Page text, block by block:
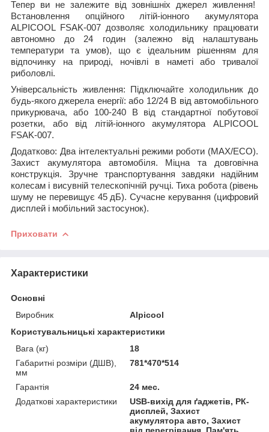
Тепер ви не залежите від зовнішніх джерел живлення!
Встановлення опційного літій-іонного акумулятора
ALPICOOL FSAK-007 дозволяє холодильнику працювати
автономно до 24 годин (залежно від налаштувань
температури та умов), що є ідеальним рішенням для
відпочинку на природі, ночівлі в наметі або тривалої
риболовлі.
Універсальність живлення: Підключайте холодильник до
будь-якого джерела енергії: або 12/24 В від автомобільного
прикурювача, або 100-240 В від стандартної побутової
розетки, або від літій-іонного акумулятора ALPICOOL
FSAK-007.
Додатково: Два інтелектуальні режими роботи (MAX/ECO).
Захист акумулятора автомобіля. Міцна та довговічна
конструкція. Зручне транспортування завдяки надійним
колесам і висувній телескопічній ручці. Тиха робота (рівень
шуму не перевищує 45 дБ). Сучасне керування (цифровий
дисплей і мобільний застосунок).
Приховати
Характеристики
Основні
Виробник
Alpicool
Користувальницькі характеристики
Вага (кг)
18
Габаритні розміри (ДШВ),
мм
781*470*514
Гарантія
24 мес.
Додаткові характеристики
USB-вихід для ґаджетів, РК-
дисплей, Захист
акумулятора авто, Захист
від перегрівання, Пам'ять